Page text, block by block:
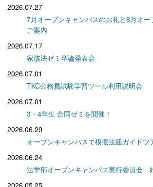
2026.07.27
7月オープンキャンパスのお礼と8月オ
ご案内
2026.07.17
家族法ゼミ卒論発表会
2026.07.01
TKC公務員試験学習ツール利用説明会
2026.07.01
3・4年生 合同ゼミを開催！
2026.06.29
オープンキャンパスで模擬法廷ガイドツ
2026.06.24
法学部オープンキャンパス実行委員会